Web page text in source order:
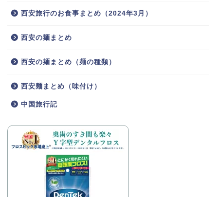
西安旅行のお食事まとめ（2024年3月）
西安の麺まとめ
西安の麺まとめ（麺の種類）
西安麺まとめ（味付け）
中国旅行記